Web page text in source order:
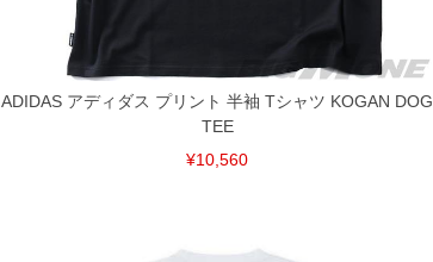
ADIDAS アディダス プリント 半袖 Tシャツ KOGAN DOG
TEE
¥10,560